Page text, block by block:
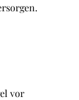
vor